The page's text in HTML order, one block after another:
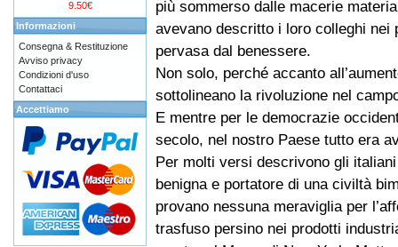
più sommerso dalle macerie
avevano descritto i loro colleghi nei
pervasa dal benessere.
Non solo, perché accanto
sottolineano la rivoluzione nel
E mentre per le democrazie
secolo, nel nostro Paese tutto era
Per molti versi descrivono gli
benigna e portatore di una civiltà
provano nessuna meraviglia per
trasfuso persino nei prodotti
9.50€
Informazioni
Consegna & Restituzione
Avviso privacy
Condizioni d'uso
Contattaci
Accettiamo